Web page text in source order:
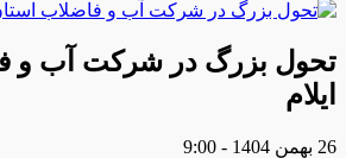
تحول بزرگ در شرکت آب و
ایلام
26 بهمن 1404 - 9:00